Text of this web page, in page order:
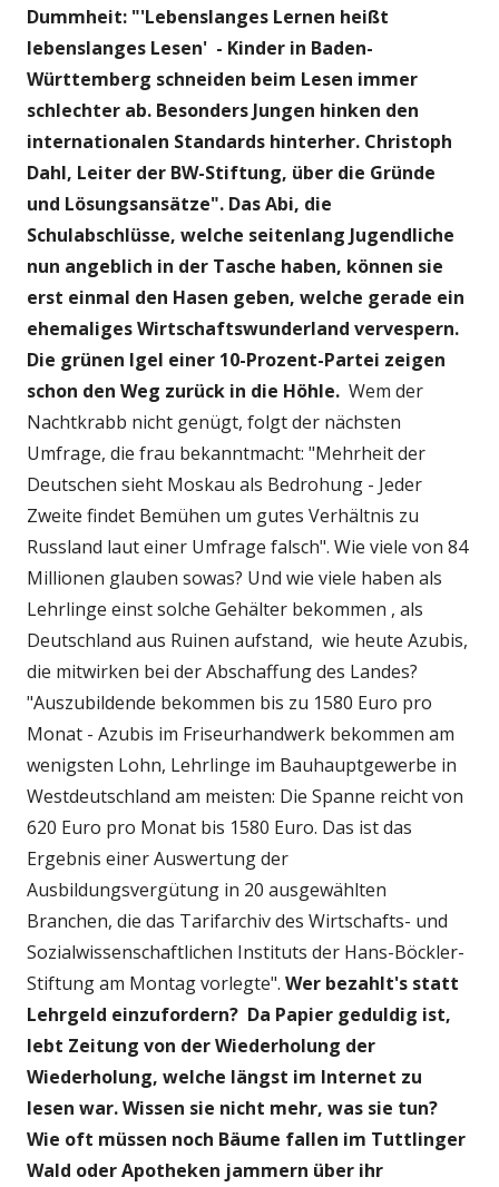
Dummheit: "'Lebenslanges Lernen heißt
lebenslanges Lesen' - Kinder in Baden-
Württemberg schneiden beim Lesen immer
schlechter ab. Besonders Jungen hinken den
internationalen Standards hinterher. Christoph
Dahl, Leiter der BW-Stiftung, über die Gründe
und Lösungsansätze". Das Abi, die
Schulabschlüsse, welche seitenlang Jugendliche
nun angeblich in der Tasche haben, können sie
erst einmal den Hasen geben, welche gerade ein
ehemaliges Wirtschaftswunderland vervespern.
Die grünen Igel einer 10-Prozent-Partei zeigen
schon den Weg zurück in die Höhle. Wem der
Nachtkrabb nicht genügt, folgt der nächsten
Umfrage, die frau bekanntmacht: "Mehrheit der
Deutschen sieht Moskau als Bedrohung - Jeder
Zweite findet Bemühen um gutes Verhältnis zu
Russland laut einer Umfrage falsch". Wie viele von 84
Millionen glauben sowas? Und wie viele haben als
Lehrlinge einst solche Gehälter bekommen , als
Deutschland aus Ruinen aufstand, wie heute Azubis,
die mitwirken bei der Abschaffung des Landes?
"Auszubildende bekommen bis zu 1580 Euro pro
Monat - Azubis im Friseurhandwerk bekommen am
wenigsten Lohn, Lehrlinge im Bauhauptgewerbe in
Westdeutschland am meisten: Die Spanne reicht von
620 Euro pro Monat bis 1580 Euro. Das ist das
Ergebnis einer Auswertung der
Ausbildungsvergütung in 20 ausgewählten
Branchen, die das Tarifarchiv des Wirtschafts- und
Sozialwissenschaftlichen Instituts der Hans-Böckler-
Stiftung am Montag vorlegte". Wer bezahlt's statt
Lehrgeld einzufordern? Da Papier geduldig ist,
lebt Zeitung von der Wiederholung der
Wiederholung, welche längst im Internet zu
lesen war. Wissen sie nicht mehr, was sie tun?
Wie oft müssen noch Bäume fallen im Tuttlinger
Wald oder Apotheken jammern über ihr